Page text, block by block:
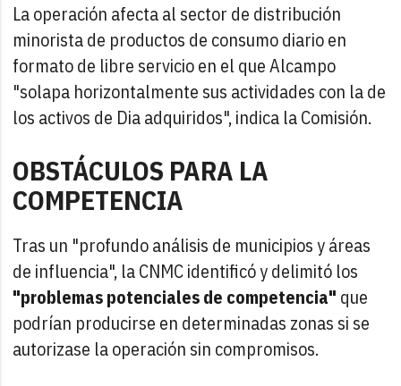
La operación afecta al sector de distribución
minorista de productos de consumo diario en
formato de libre servicio en el que Alcampo
"solapa horizontalmente sus actividades con la de
los activos de Dia adquiridos", indica la Comisión.
OBSTÁCULOS PARA LA
COMPETENCIA
Tras un "profundo análisis de municipios y áreas
de influencia", la CNMC identificó y delimitó los
"problemas potenciales de competencia" que
podrían producirse en determinadas zonas si se
autorizase la operación sin compromisos.